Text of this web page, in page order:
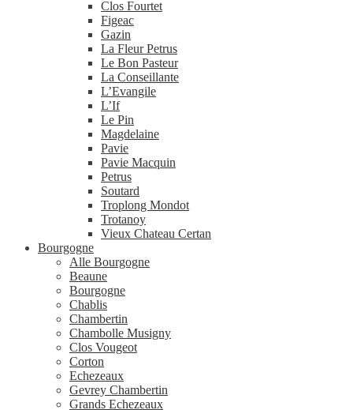
Clos Fourtet
Figeac
Gazin
La Fleur Petrus
Le Bon Pasteur
La Conseillante
L’Evangile
L’If
Le Pin
Magdelaine
Pavie
Pavie Macquin
Petrus
Soutard
Troplong Mondot
Trotanoy
Vieux Chateau Certan
Bourgogne
Alle Bourgogne
Beaune
Bourgogne
Chablis
Chambertin
Chambolle Musigny
Clos Vougeot
Corton
Echezeaux
Gevrey Chambertin
Grands Echezeaux